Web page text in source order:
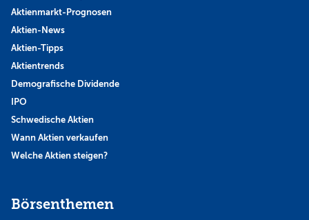
Aktienmarkt-Prognosen
Aktien-News
Aktien-Tipps
Aktientrends
Demografische Dividende
IPO
Schwedische Aktien
Wann Aktien verkaufen
Welche Aktien steigen?
Börsenthemen